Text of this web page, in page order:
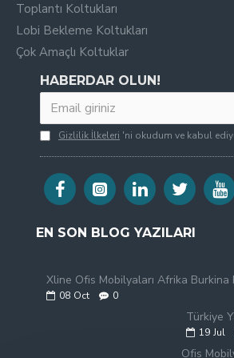
Toplantı Koltukları
Lobi Bekleme Koltukları
Çok Amaçlı Koltuklar
HABERDAR OLUN!
Gizlilik İlkeleri 'ni okudum ve kabul
EN SON BLOG YAZILARI
Xline Ofis Mobilyaları Afrika Burkina
08 Oct 0
Türkiye
19 Jul
Ofis